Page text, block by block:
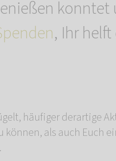
konntet
, Ihr
häufiger derartige
als auch Euch